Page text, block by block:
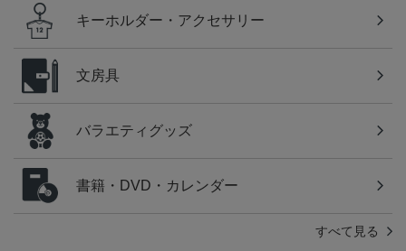
キーホルダー・アクセサリー
文房具
バラエティグッズ
書籍・DVD・カレンダー
すべて見る